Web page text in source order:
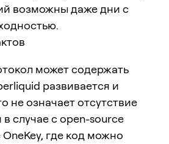
возможны даже дни с
может содержать
развивается и
не означает отсутствие
в случае с open-source
где код можно